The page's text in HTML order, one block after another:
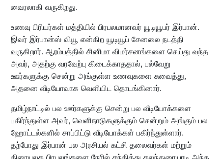
வைரலாகி வருகிறது.
உணவு பிரியர்கள் மத்தியில் பிரபலமானவர் யூடியூபர் இர்பான்.
இவர் இர்பான்ஸ் வியூ என்கிற யூடியூப் சேனலை நடத்தி
வருகிறார். ஆரம்பத்தில் சினிமா விமர்சனங்களை செய்து வந்த
அவர், அதற்கு வரவேற்பு கிடைக்காததால், பல்வேறு
ஊர்களுக்கு சென்று அங்குள்ள உணவுகளை சுவைத்து,
அதனை வீடியோவாக வெளியிட தொடங்கினார்.
தமிழ்நாட்டில் பல ஊர்களுக்கு சென்று பல வீடியோக்களை
பகிர்ந்துள்ள அவர், வெளிநாடுகளுக்கும் சென்றும் அங்கும் பல
ஹோட்டல்களில் சாப்பிட்டு வீடியோக்கள் பகிர்ந்துள்ளார்.
தற்போது இர்பான் பல அரசியல் கட்சி தலைவர்கள் மற்றும்
திரையுலக பிரபலங்களை நேரில் சந்தித்து கலந்துரையாடி அந்த